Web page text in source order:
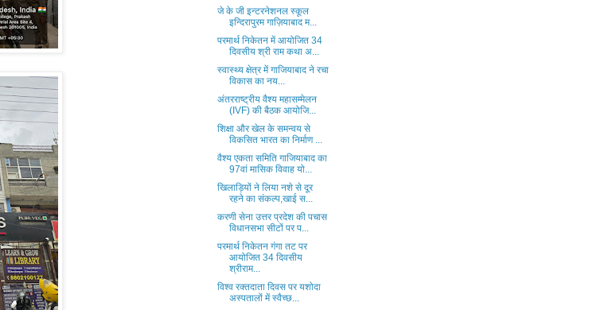
जे के जी इन्टरनेशनल स्कूल
इन्दिरापुरम गाज़ियाबाद म...
परमार्थ निकेतन में आयोजित 34
दिवसीय श्री राम कथा अ...
स्वास्थ्य क्षेत्र में गाजियाबाद ने रचा
विकास का नय...
अंतरराष्ट्रीय वैश्य महासम्मेलन
(IVF) की बैठक आयोजि...
शिक्षा और खेल के समन्वय से
विकसित भारत का निर्माण ...
वैश्य एकता समिति गाजियाबाद का
97वां मासिक विवाह यो...
खिलाड़ियों ने लिया नशे से दूर
रहने का संकल्प,खाई स...
करणी सेना उत्तर प्रदेश की पचास
विधानसभा सीटों पर प...
परमार्थ निकेतन गंगा तट पर
आयोजित 34 दिवसीय
श्रीराम...
विश्व रक्तदाता दिवस पर यशोदा
अस्पतालों में स्वैच्छ...